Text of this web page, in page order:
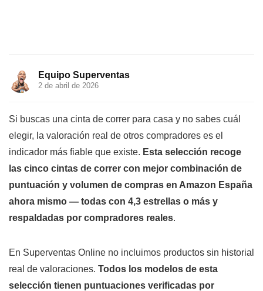
Equipo Superventas
2 de abril de 2026
Si buscas una cinta de correr para casa y no sabes cuál
elegir, la valoración real de otros compradores es el
indicador más fiable que existe. Esta selección recoge
las cinco cintas de correr con mejor combinación de
puntuación y volumen de compras en Amazon España
ahora mismo — todas con 4,3 estrellas o más y
respaldadas por compradores reales.
En Superventas Online no incluimos productos sin historial
real de valoraciones. Todos los modelos de esta
selección tienen puntuaciones verificadas por